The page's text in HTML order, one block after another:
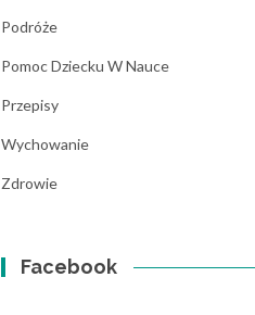
Podróże
Pomoc Dziecku W Nauce
Przepisy
Wychowanie
Zdrowie
Facebook